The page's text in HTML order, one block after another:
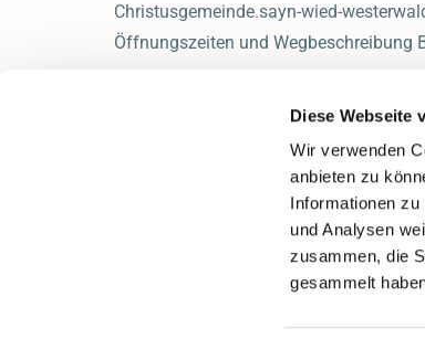
Diese Webseite
Wir verwenden
anbieten zu
Informationen
und Analysen
zusammen, die
gesammelt
Christusgemeinde.sayn-wied-
Öffnungszeiten und Wegbeschreibung